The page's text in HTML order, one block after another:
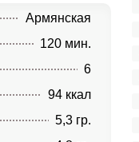
Армянская
120 мин.
6
94 ккал
5,3 гр.